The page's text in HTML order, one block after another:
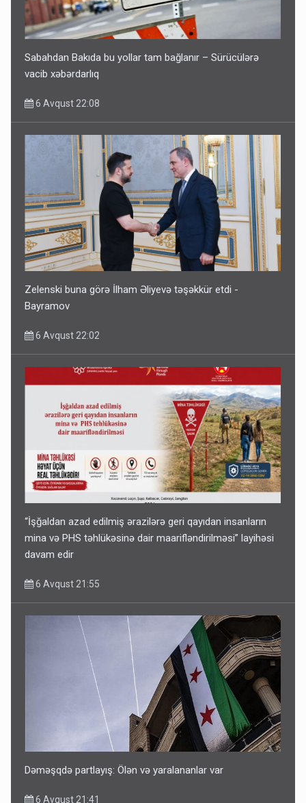
Sabahdan Bakıda bu yollar tam bağlanır – Sürücülərə
vacib xəbərdarlıq
6 Avqust 22:08
Zelenski buna görə İlham Əliyevə təşəkkür etdi -
Bayramov
6 Avqust 22:02
“İşğaldan azad edilmiş ərazilərə geri qayıdan insanların
mina və PHS təhlükəsinə dair maarifləndirilməsi” layihəsi
davam edir
6 Avqust 21:55
Dəməşqdə partlayış: Ölən və yaralananlar var
6 Avqust 21:41